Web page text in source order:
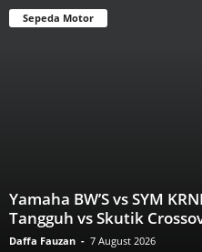
Sepeda Motor
Yamaha BW’S vs SYM
Tangguh vs Skutik
Daffa Fauzan - 7 August 2026